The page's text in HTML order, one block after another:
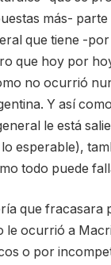
más-
que tiene -
que hoy por
no ocurrió
Y así
le está
esperable),
todo puede
que fracasara
le ocurrió a
o por